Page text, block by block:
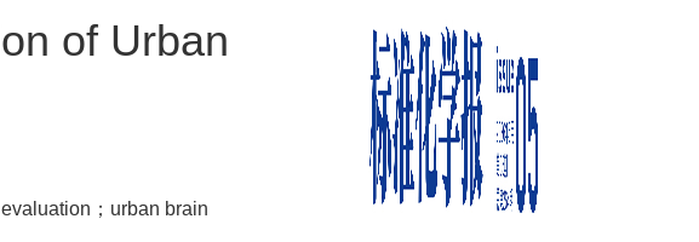
of Urban
；urban brain